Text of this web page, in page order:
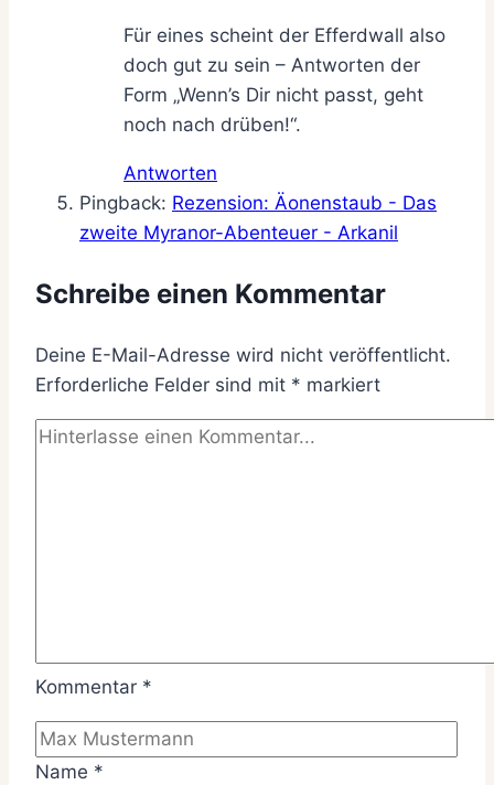
Für eines scheint der Efferdwall also
doch gut zu sein – Antworten der
Form „Wenn’s Dir nicht passt, geht
noch nach drüben!“.
Antworten
Pingback: Rezension: Äonenstaub - Das
zweite Myranor-Abenteuer - Arkanil
Schreibe einen Kommentar
Deine E-Mail-Adresse wird nicht veröffentlicht.
Erforderliche Felder sind mit * markiert
Kommentar *
Name *